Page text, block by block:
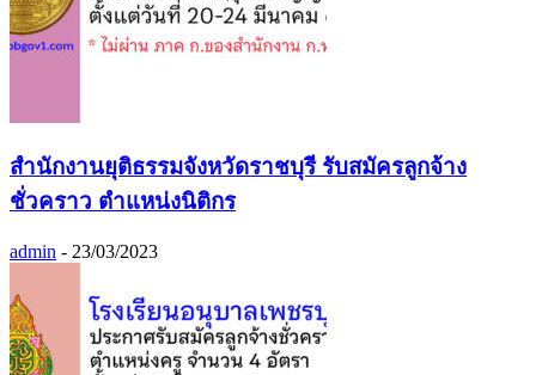
สำนักงานยุติธรรมจังหวัดราชบุรี รับสมัครลูกจ้าง
ชั่วคราว ตำแหน่งนิติกร
admin - 23/03/2023